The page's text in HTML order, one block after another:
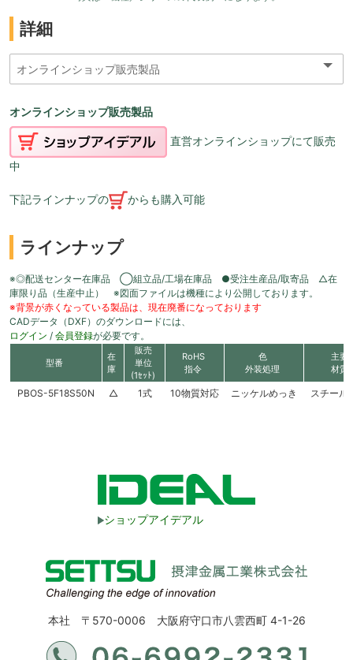
詳細
オンラインショップ販売製品
直営オンラインショップにて販売
中
下記ラインナップの からも購入可能
ラインナップ
※◎配送センター在庫品 ◯組立品/工場在庫品 ●受注生産品/取寄品 △在
庫限り品（生産中止） ※図面ファイルは機種により公開しております。
※背景が赤くなっている製品は、現在廃番になっております
CADデータ（DXF）のダウンロードには、
ログイン / 会員登録が必要です。
型番
在
庫
販売
単位
(1ｾｯﾄ)
RoHS
指令
色
外装処理
主要
材質
PBOS-5F18S50N △ 1式 10物質対応 ニッケルめっき スチール
ショップアイデアル
本社 〒570-0006 大阪府守口市八雲西町 4-1-26